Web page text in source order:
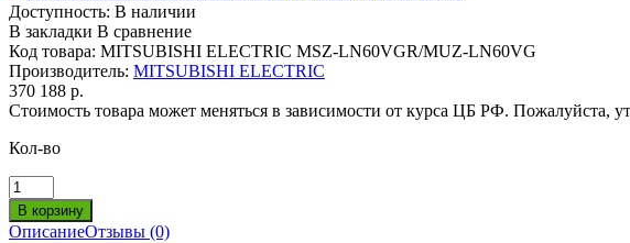
Доступность: В наличии
В закладки В сравнение
Код товара: MITSUBISHI ELECTRIC MSZ-LN60VGR/MUZ-LN60VG
Производитель: MITSUBISHI ELECTRIC
370 188 р.
Стоимость товара может меняться в зависимости от курса ЦБ РФ. Пожалуйста,
Кол-во
ОписаниеОтзывы (0)